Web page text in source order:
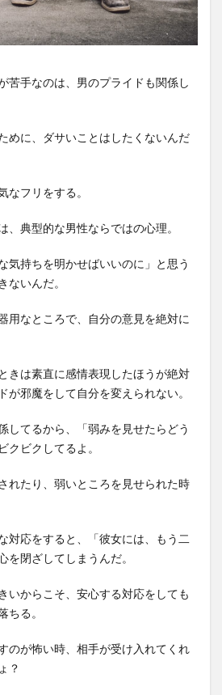
苦手なのは、男のプライドも関係し
めに、ダサいことはしたくないんだ
なフリをする。
、典型的な男性ならではの心理。
気持ちを明かせばいいのに」と思う
ないんだ。
用なところで、自分の意見を絶対に
きは素直に感情表現したほうが絶対
が邪魔をして自分を変えられない。
してるから、「弱みを見せたらどう
クビクしてるよ。
れたり、弱いところを見せられた時
対応をすると、「彼女には、もう二
を閉ざしてしまうんだ。
いからこそ、安心する対応をしても
ちる。
のが怖い時、相手が受け入れてくれ
？